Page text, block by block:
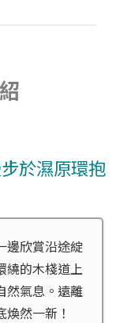
於濕原環抱
邊欣賞沿途綻
繞的木棧道上
然氣息。遠離
然一新！